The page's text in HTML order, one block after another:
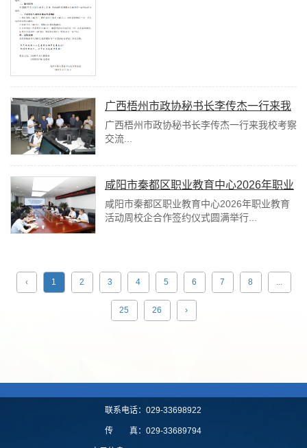
广西梧州市政协秘书长李传杰一行来我
校考察交流
广西梧州市政协秘书长李传杰一行来我校考察
交流...
咸阳市秦都区职业教育中心2026年职业
教育活动周校企合作签约仪式圆满举行
咸阳市秦都区职业教育中心2026年职业教育
活动周校企合作签约仪式圆满举行...
‹ 1 2 3 4 5 6 7 8 ...
25 26 ›
联系电话：029-33698922
传 真：029-33689794